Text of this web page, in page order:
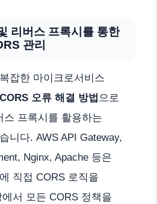
리버스 프록시를 통한
관리
잡한 마이크로서비스
CORS 오류 해결 방법 으로
스 프록시를 활용하는
니다. AWS API Gateway,
Nginx, Apache 등은
직접 CORS 로직을
서 모든 CORS 정책을